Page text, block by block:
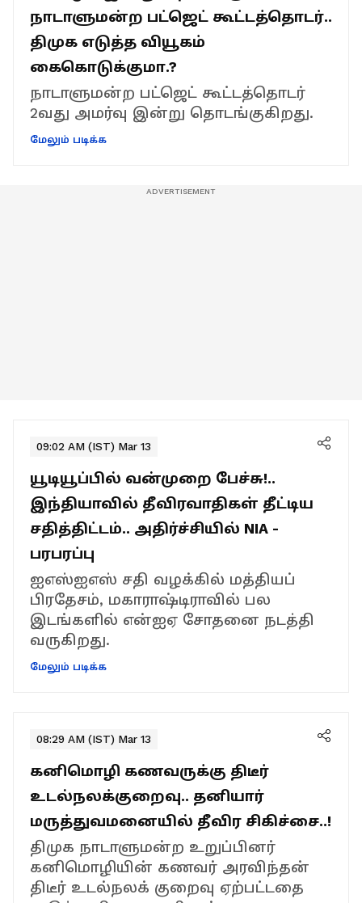
நாடாளுமன்ற பட்ஜெட் கூட்டத்தொடர்..
திமுக எடுத்த வியூகம்
கைகொடுக்குமா.?
நாடாளுமன்ற பட்ஜெட் கூட்டத்தொடர்
2வது அமர்வு இன்று தொடங்குகிறது.
மேலும் படிக்க
09:02 AM (IST) Mar 13
யூடியூப்பில் வன்முறை பேச்சு!..
இந்தியாவில் தீவிரவாதிகள் தீட்டிய
சதித்திட்டம்.. அதிர்ச்சியில் NIA -
பரபரப்பு
ஐஎஸ்ஐஎஸ் சதி வழக்கில் மத்தியப்
பிரதேசம், மகாராஷ்டிராவில் பல
இடங்களில் என்ஐஏ சோதனை நடத்தி
வருகிறது.
மேலும் படிக்க
08:29 AM (IST) Mar 13
கனிமொழி கணவருக்கு திடீர்
உடல்நலக்குறைவு.. தனியார்
மருத்துவமனையில் தீவிர சிகிச்சை..!
திமுக நாடாளுமன்ற உறுப்பினர்
கனிமொழியின் கணவர் அரவிந்தன்
திடீர் உடல்நலக் குறைவு ஏற்பட்டதை